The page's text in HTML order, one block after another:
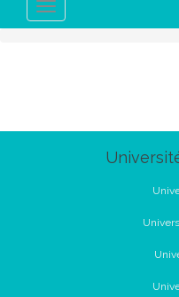
Toggle
navigation